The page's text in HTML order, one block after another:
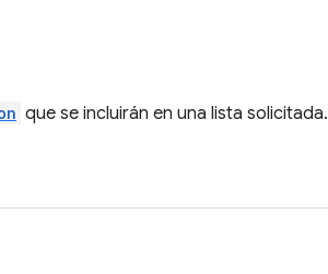
que se incluirán en una lista solicitada.